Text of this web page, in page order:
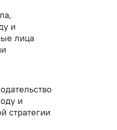
и
лица
и
стратегии